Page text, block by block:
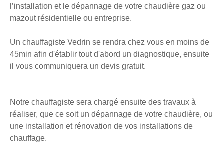
l’installation et le dépannage de votre chaudière gaz ou
mazout résidentielle ou entreprise.
Un chauffagiste Vedrin se rendra chez vous en moins de
45min afin d'établir tout d'abord un diagnostique, ensuite
il vous communiquera un devis gratuit.
Notre chauffagiste sera chargé ensuite des travaux à
réaliser, que ce soit un dépannage de votre chaudière, ou
une installation et rénovation de vos installations de
chauffage.